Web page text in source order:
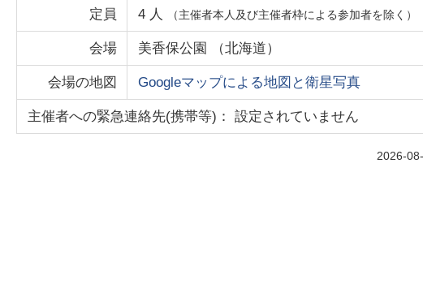
定員 4 人 （主催者本人及び主催者枠による参加者を除く）
会場 美香保公園 （北海道）
会場の地図 Googleマップによる地図と衛星写真
主催者への緊急連絡先(携帯等)： 設定されていません
2026-